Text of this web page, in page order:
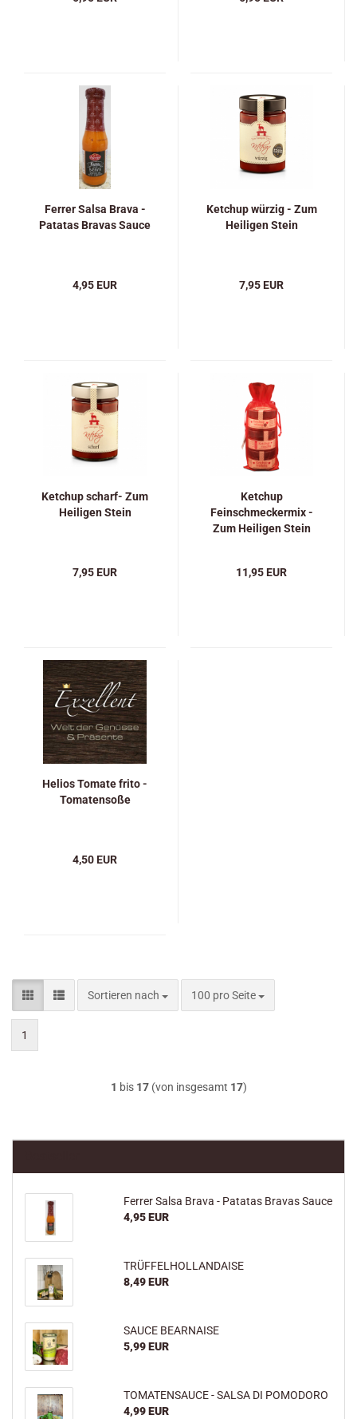
Ferrer Salsa Brava -
Patatas Bravas Sauce
4,95 EUR
Ketchup würzig - Zum
Heiligen Stein
7,95 EUR
Ketchup scharf- Zum
Heiligen Stein
7,95 EUR
Ketchup
Feinschmeckermix -
Zum Heiligen Stein
11,95 EUR
Helios Tomate frito -
Tomatensoße
4,50 EUR
Sortieren nach
Sortieren nach 100 pro Seite
pro Seite
1
1 bis 17(von insgesamt 17)
Ferrer Salsa Brava - Patatas Bravas Sauce
4,95 EUR
TRÜFFELHOLLANDAISE
8,49 EUR
SAUCE BEARNAISE
5,99 EUR
TOMATENSAUCE - SALSA DI POMODORO
4,99 EUR